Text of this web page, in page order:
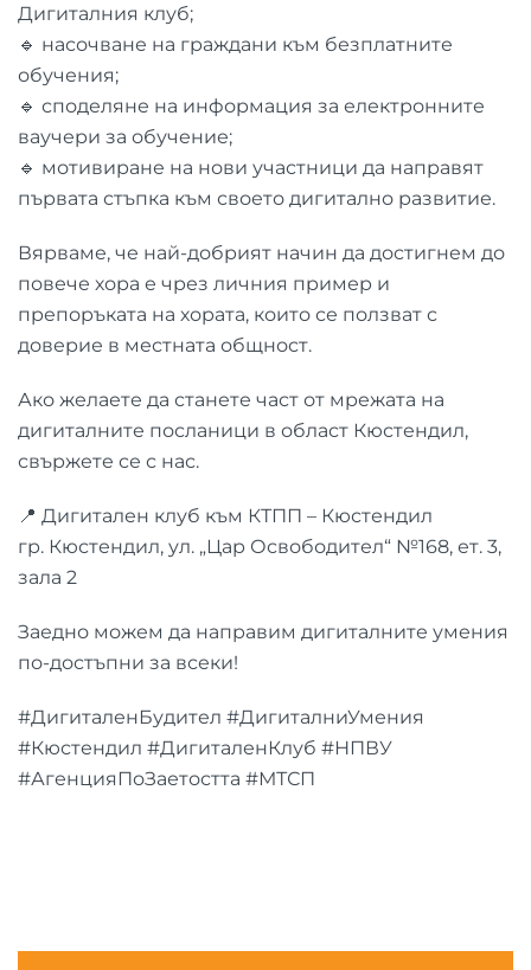
Дигиталния клуб;
🔹 насочване на граждани към безплатните
обучения;
🔹 споделяне на информация за електронните
ваучери за обучение;
🔹 мотивиране на нови участници да направят
първата стъпка към своето дигитално развитие.
Вярваме, че най-добрият начин да достигнем до
повече хора е чрез личния пример и
препоръката на хората, които се ползват с
доверие в местната общност.
Ако желаете да станете част от мрежата на
дигиталните посланици в област Кюстендил,
свържете се с нас.
📍 Дигитален клуб към КТПП – Кюстендил
гр. Кюстендил, ул. „Цар Освободител“ №168, ет. 3,
зала 2
Заедно можем да направим дигиталните умения
по-достъпни за всеки!
#ДигиталенБудител #ДигиталниУмения
#Кюстендил #ДигиталенКлуб #НПВУ
#АгенцияПоЗаетостта #МТСП